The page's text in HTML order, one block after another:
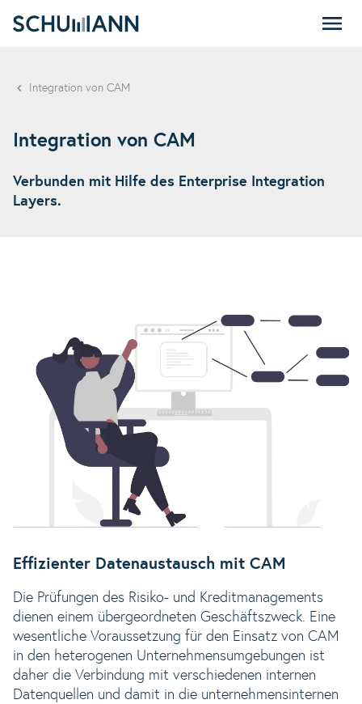
Integration von CAM
Integration von CAM
Verbunden mit Hilfe des Enterprise Integration
Layers.
Effizienter Datenaustausch mit CAM
Die Prüfungen des Risiko- und Kreditmanagements
dienen einem übergeordneten Geschäftszweck. Eine
wesentliche Voraussetzung für den Einsatz von CAM
in den heterogenen Unternehmensumgebungen ist
daher die Verbindung mit verschiedenen internen
Datenquellen und damit in die unternehmensinternen